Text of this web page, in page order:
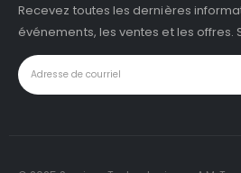
Recevez toutes les dernières
événements, les ventes et les offres.